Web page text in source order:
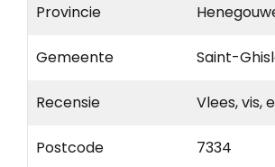
Provincie
Gemeente Saint-
Recensie Vlees, vis,
Postcode 7334